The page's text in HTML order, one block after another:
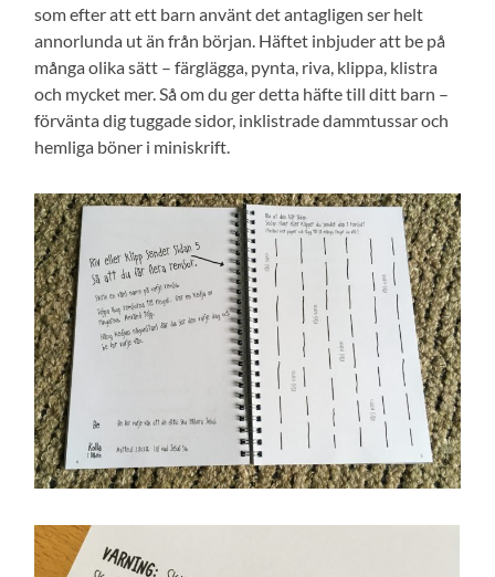
som efter att ett barn använt det antagligen ser helt
annorlunda ut än från början. Häftet inbjuder att be på
många olika sätt – färglägga, pynta, riva, klippa, klistra
och mycket mer. Så om du ger detta häfte till ditt barn –
förvänta dig tuggade sidor, inklistrade dammtussar och
hemliga böner i miniskrift.